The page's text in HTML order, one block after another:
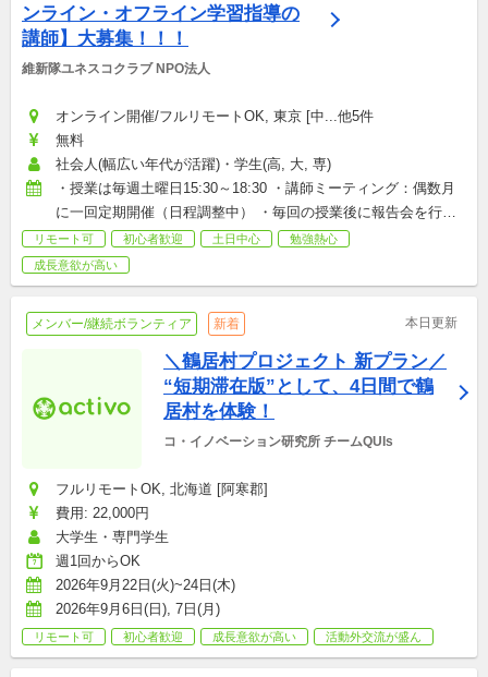
ンライン・オフライン学習指導の
講師】大募集！！！
維新隊ユネスコクラブ NPO法人
オンライン開催/フルリモートOK, 東京 [中...他5件
無料
社会人(幅広い年代が活躍)・学生(高, 大, 専)
・授業は毎週土曜日15:30～18:30 ・講師ミーティング：偶数月
に一回定期開催（日程調整中） ・毎回の授業後に報告会を行っ
ています。 ☆毎週の参加が必須というわけではありません☆
★1、2回だけの参加は受け付けておりません★
リモート可 初心者歓迎 土日中心
勉強熱心
成長意欲が高い
メンバー/継続ボランティア 新着 本日更新
＼鶴居村プロジェクト 新プラン／
“短期滞在版”として、4日間で鶴
居村を体験！
コ・イノベーション研究所 チームQUIs
フルリモートOK, 北海道 [阿寒郡]
費用: 22,000円
大学生・専門学生
週1回からOK
2026年9月22日(火)~24日(木)
2026年9月6日(日), 7日(月)
リモート可 初心者歓迎 成長意欲が高い 活動外交流が盛ん